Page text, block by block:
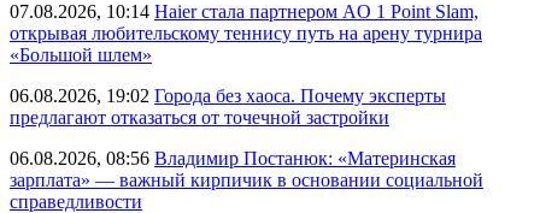
07.08.2026, 10:14 Haier стала партнером AO 1 Point Slam,
открывая любительскому теннису путь на арену турнира
«Большой шлем»
06.08.2026, 19:02 Города без хаоса. Почему эксперты
предлагают отказаться от точечной застройки
06.08.2026, 08:56 Владимир Постанюк: «Материнская
зарплата» — важный кирпичик в основании социальной
справедливости